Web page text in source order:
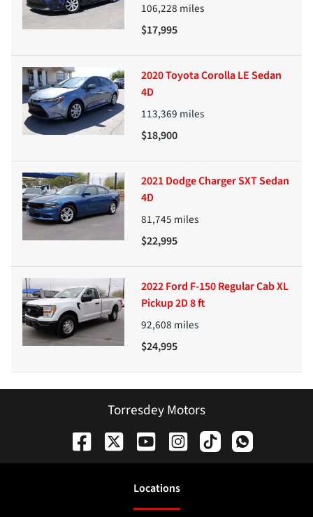
106,228 miles
$17,995
2020 Toyota Corolla LE Sedan
4D
113,369 miles
$18,900
2021 Dodge Charger SXT Sedan
4D
81,745 miles
$22,995
2022 Ford F-150 Regular Cab XL
Pickup 2D 8 ft
92,608 miles
$24,995
Torresdey Motors
Locations